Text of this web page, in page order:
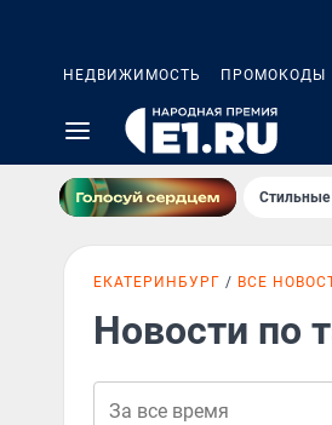
НЕДВИЖИМОСТЬ ПРОМОКОДЫ
Стильные
ЕКАТЕРИНБУРГ ВСЕ
Новости по